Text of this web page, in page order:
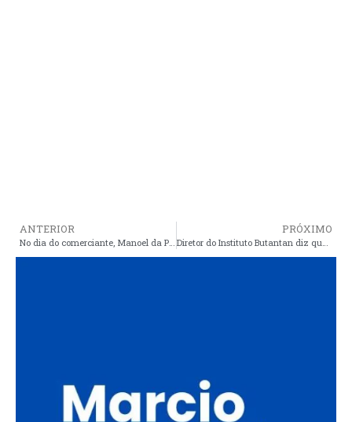
ANTERIOR
No dia do comerciante, Manoel da Polo fala sobre a campanha compre do pequeno do SEBRAE
PRÓXIMO
Diretor do Instituto Butantan diz que vacina chinesa tem vantagem sobre a de Oxford